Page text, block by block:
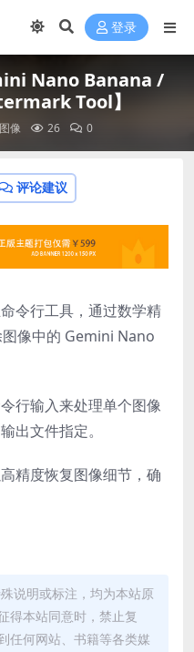
登录
Nano Banana /
Tool】
像 26 0
评论建议
令行工具，通过数学精
像中的 Gemini Nano
行输入来处理单个图像
出文件指定。
精度恢复图像细节，确
说明或标注，均为本站原
得本站同意时，禁止复
任何网站、书籍等各类媒